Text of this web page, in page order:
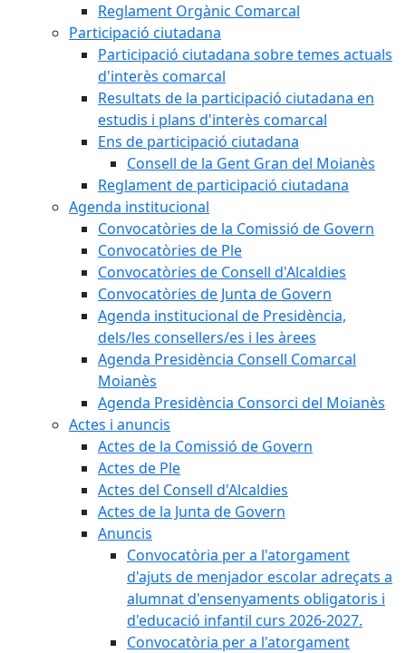
Reglament Orgànic Comarcal
Participació ciutadana
Participació ciutadana sobre temes actuals
d'interès comarcal
Resultats de la participació ciutadana en
estudis i plans d'interès comarcal
Ens de participació ciutadana
Consell de la Gent Gran del Moianès
Reglament de participació ciutadana
Agenda institucional
Convocatòries de la Comissió de Govern
Convocatòries de Ple
Convocatòries de Consell d'Alcaldies
Convocatòries de Junta de Govern
Agenda institucional de Presidència,
dels/les consellers/es i les àrees
Agenda Presidència Consell Comarcal
Moianès
Agenda Presidència Consorci del Moianès
Actes i anuncis
Actes de la Comissió de Govern
Actes de Ple
Actes del Consell d'Alcaldies
Actes de la Junta de Govern
Anuncis
Convocatòria per a l'atorgament
d'ajuts de menjador escolar adreçats a
alumnat d'ensenyaments obligatoris i
d'educació infantil curs 2026-2027.
Convocatòria per a l'atorgament